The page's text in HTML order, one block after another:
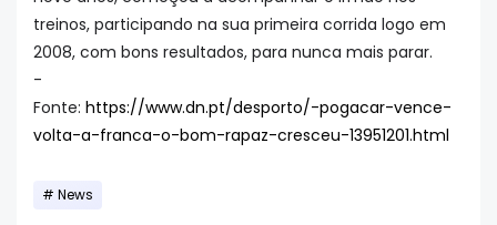
treinos, participando na sua primeira corrida logo em
2008, com bons resultados, para nunca mais parar.
-
Fonte: https://www.dn.pt/desporto/-pogacar-vence-
volta-a-franca-o-bom-rapaz-cresceu-13951201.html
News